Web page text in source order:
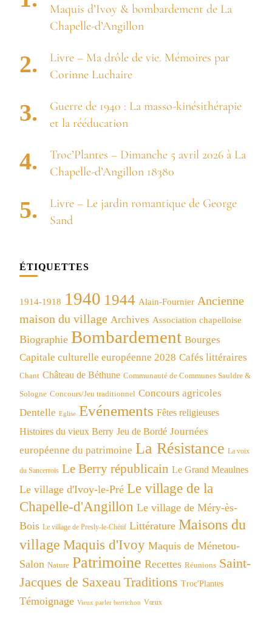
Maquis d’Ivoy & bombardement de La
Chapelle-d’Angillon
Livre – Ma drôle de vie. Mémoires par
Corinne Luchaire
Guerre de 1940 : La masso-kinésithérapie
et la rééducation
Troc’Plantes – Dimanche 5 avril 2026 à La
Chapelle-d’Angillon 18380
Livre – Le jardin romantique de George
Sand
ÉTIQUETTES
1914-1918 1940 1944 Alain-Fournier Ancienne
maison du village Archives Association chapelloise
Biographie Bombardement Bourges
Capitale culturelle européenne 2028 Cafés littéraires
Chant Château de Béthune Communauté de Communes Sauldre &
Sologne Concours/Jeu traditionnel Concours agricoles
Dentelle Eglise Evénements Fêtes religieuses
Histoires du vieux Berry Jeu de Bordé Journées
européenne du patrimoine La Résistance La voix
du Sancerrois Le Berry républicain Le Grand Meaulnes
Le village d'Ivoy-le-Pré Le village de la
Chapelle-d'Angillon Le village de Méry-ès-
Bois Le village de Presly-le-Chétif Littérature Maisons du
village Maquis d'Ivoy Maquis de Ménetou-
Salon Nature Patrimoine Recettes Réunions Saint-
Jacques de Saxeau Traditions Troc'Plantes
Témoignage Vieux parler berrichon Vœux